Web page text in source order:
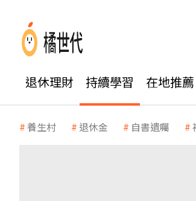
退休理財 持續學習 在地推薦
養生村 退休金 自書遺囑